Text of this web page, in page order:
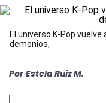
El universo K-Pop
demonios,
Por Estela Ruiz M.